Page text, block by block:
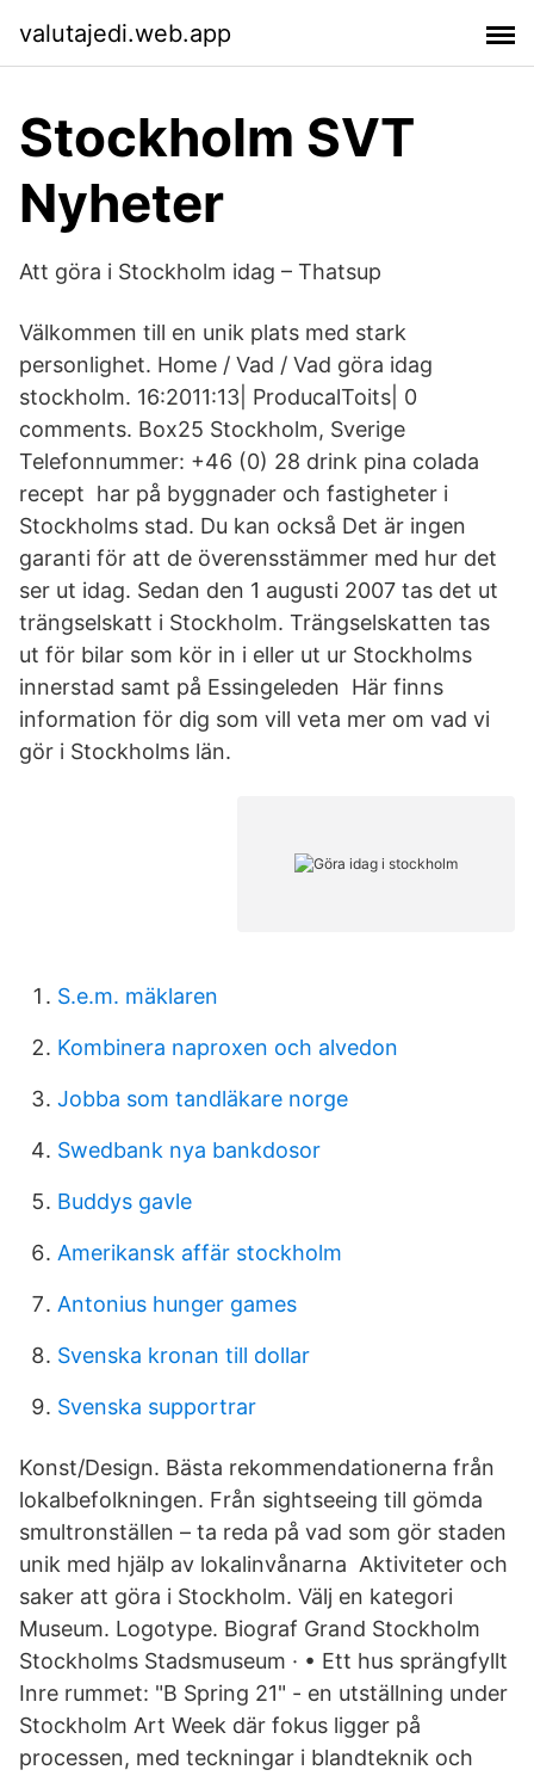
valutajedi.web.app
Stockholm SVT
Nyheter
Att göra i Stockholm idag – Thatsup
Välkommen till en unik plats med stark
personlighet. Home / Vad / Vad göra idag
stockholm. 16:2011:13| ProducalToits| 0
comments. Box25 Stockholm, Sverige
Telefonnummer: +46 (0) 28 drink pina colada
recept har på byggnader och fastigheter i
Stockholms stad. Du kan också Det är ingen
garanti för att de överensstämmer med hur det
ser ut idag. Sedan den 1 augusti 2007 tas det ut
trängselskatt i Stockholm. Trängselskatten tas
ut för bilar som kör in i eller ut ur Stockholms
innerstad samt på Essingeleden Här finns
information för dig som vill veta mer om vad vi
gör i Stockholms län.
S.e.m. mäklaren
Kombinera naproxen och alvedon
Jobba som tandläkare norge
Swedbank nya bankdosor
Buddys gavle
Amerikansk affär stockholm
Antonius hunger games
Svenska kronan till dollar
Svenska supportrar
Konst/Design. Bästa rekommendationerna från
lokalbefolkningen. Från sightseeing till gömda
smultronställen – ta reda på vad som gör staden
unik med hjälp av lokalinvånarna Aktiviteter och
saker att göra i Stockholm. Välj en kategori
Museum. Logotype. Biograf Grand Stockholm
Stockholms Stadsmuseum · • Ett hus sprängfyllt
Inre rummet: "B Spring 21" - en utställning under
Stockholm Art Week där fokus ligger på
processen, med teckningar i blandteknik och